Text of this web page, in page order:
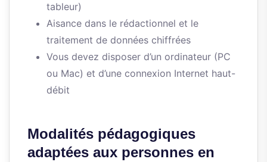
tableur)
Aisance dans le rédactionnel et le
traitement de données chiffrées
Vous devez disposer d’un ordinateur (PC
ou Mac) et d’une connexion Internet haut-
débit
Modalités pédagogiques
adaptées aux personnes en